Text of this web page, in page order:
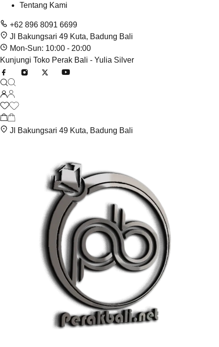
Tentang Kami
+62 896 8091 6699
Jl Bakungsari 49 Kuta, Badung Bali
Mon-Sun: 10:00 - 20:00
Kunjungi Toko Perak Bali - Yulia Silver
Jl Bakungsari 49 Kuta, Badung Bali